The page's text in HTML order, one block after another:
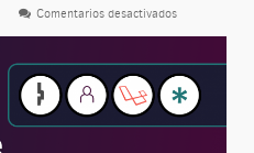
Comentarios desactivados